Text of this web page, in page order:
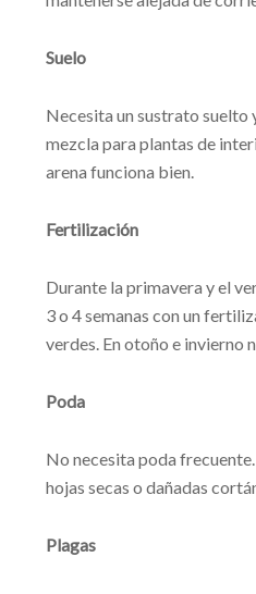
Suelo
Necesita un sustrato suelto
mezcla para plantas de
arena funciona bien.
Fertilización
Durante la primavera y el
3 o 4 semanas con un
verdes. En otoño e invierno
Poda
No necesita poda
hojas secas o dañadas
Plagas